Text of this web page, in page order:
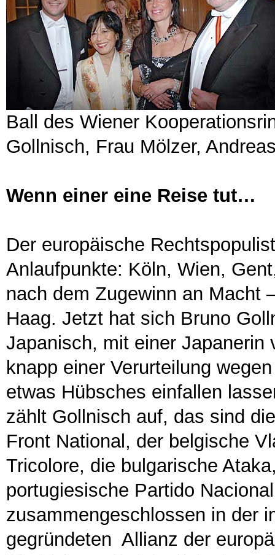
Ball des Wiener
Gollnisch, Frau Mölzer,
Wenn einer eine Reise tut…
Der europäische
Anlaufpunkte: Köln, Wien,
nach dem Zugewinn an Macht
Haag. Jetzt hat sich Bruno
Japanisch, mit einer Japanerin
knapp einer Verurteilung
etwas Hübsches einfallen
zählt Gollnisch auf, das sind
Front National, der belgische
Tricolore, die bulgarische
portugiesische Partido
zusammengeschlossen in der
gegründeten Allianz der